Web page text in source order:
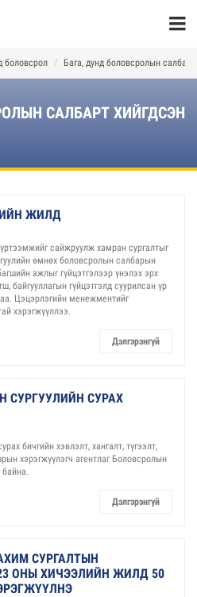
боловсрол Бага, дунд боловсролын
САЛБАРТ ХИЙГДСЭН
ЖИЛД
сайжруулж хамран сургалтыг
өмнөх боловсролын салбарын
ажлыг гүйцэтгэлээр үнэлэх эрх
байгууллагын гүйцэтгэлд суурилсан үр
Цэцэрлэгийн менежментийг
хэрэгжүүллээ.
Дэлгэрэнгүй
СУРГУУЛИЙН СУРАХ
бичгийн хэвлэлт, хангалт, түгээлт,
хэрэгжүүлэгч агентлаг Боловсролын
Дэлгэрэнгүй
СУРГАЛТЫН
ОНЫ ХИЧЭЭЛИЙН ЖИЛД 50